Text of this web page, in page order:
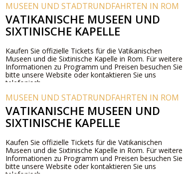
MUSEEN UND STADTRUNDFAHRTEN IN ROM
VATIKANISCHE MUSEEN UND
SIXTINISCHE KAPELLE
Kaufen Sie offizielle Tickets für die Vatikanischen
Museen und die Sixtinische Kapelle in Rom. Für weitere
Informationen zu Programm und Preisen besuchen Sie
bitte unsere Website oder kontaktieren Sie uns
telefonisch.
MUSEEN UND STADTRUNDFAHRTEN IN ROM
VATIKANISCHE MUSEEN UND
SIXTINISCHE KAPELLE
Kaufen Sie offizielle Tickets für die Vatikanischen
Museen und die Sixtinische Kapelle in Rom. Für weitere
Informationen zu Programm und Preisen besuchen Sie
bitte unsere Website oder kontaktieren Sie uns
telefonisch.